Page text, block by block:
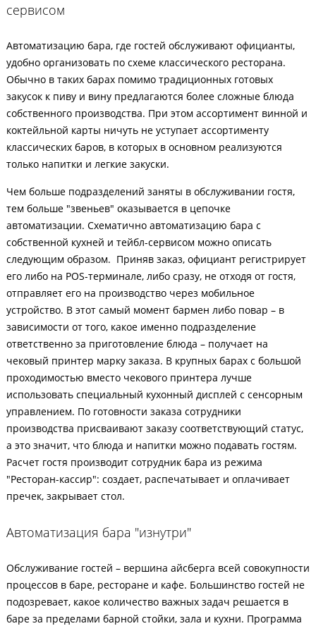
сервисом
Автоматизацию бара, где гостей обслуживают официанты,
удобно организовать по схеме классического ресторана.
Обычно в таких барах помимо традиционных готовых
закусок к пиву и вину предлагаются более сложные блюда
собственного производства. При этом ассортимент винной и
коктейльной карты ничуть не уступает ассортименту
классических баров, в которых в основном реализуются
только напитки и легкие закуски.
Чем больше подразделений заняты в обслуживании гостя,
тем больше "звеньев" оказывается в цепочке
автоматизации. Схематично автоматизацию бара с
собственной кухней и тейбл-сервисом можно описать
следующим образом. Приняв заказ, официант регистрирует
его либо на POS-терминале, либо сразу, не отходя от гостя,
отправляет его на производство через мобильное
устройство. В этот самый момент бармен либо повар – в
зависимости от того, какое именно подразделение
ответственно за приготовление блюда – получает на
чековый принтер марку заказа. В крупных барах с большой
проходимостью вместо чекового принтера лучше
использовать специальный кухонный дисплей с сенсорным
управлением. По готовности заказа сотрудники
производства присваивают заказу соответствующий статус,
а это значит, что блюда и напитки можно подавать гостям.
Расчет гостя производит сотрудник бара из режима
"Ресторан-кассир": создает, распечатывает и оплачивает
пречек, закрывает стол.
Автоматизация бара "изнутри"
Обслуживание гостей – вершина айсберга всей совокупности
процессов в баре, ресторане и кафе. Большинство гостей не
подозревает, какое количество важных задач решается в
баре за пределами барной стойки, зала и кухни. Программа